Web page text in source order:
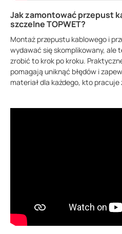
Jak zamontować przepust
szczelne TOPWET?
Montaż przepustu kablowego i
wydawać się skomplikowany, ale
zrobić to krok po kroku.
pomagają uniknąć błędów i
materiał dla każdego, kto